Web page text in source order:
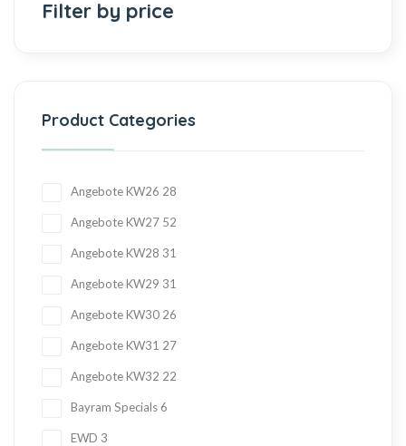
Filter by price
Product Categories
Angebote KW26 28
Angebote KW27 52
Angebote KW28 31
Angebote KW29 31
Angebote KW30 26
Angebote KW31 27
Angebote KW32 22
Bayram Specials 6
EWD 3